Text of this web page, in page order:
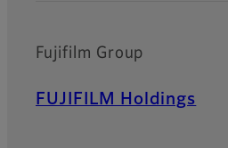
Fujifilm Group
FUJIFILM Holdings